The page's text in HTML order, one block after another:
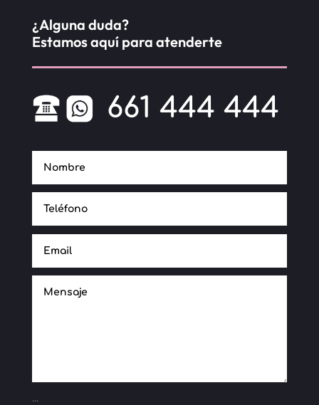
¿Alguna duda?
Estamos aquí para atenderte
661 444 444
...